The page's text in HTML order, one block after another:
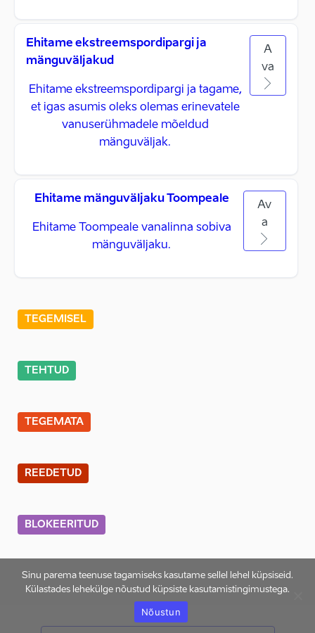
Ehitame ekstreemspordipargi ja
mänguväljakud
Ehitame ekstreemspordipargi ja tagame,
et igas asumis oleks olemas erinevatele
vanuserühmadele mõeldud
mänguväljak.
A
va
Ehitame mänguväljaku Toompeale
Ehitame Toompeale vanalinna sobiva
mänguväljaku.
Av
a
TEGEMISEL
TEHTUD
TEGEMATA
REEDETUD
BLOKEERITUD
Sinu parema teenuse tagamiseks kasutame sellel lehel küpsiseid.
Külastades lehekülge nõustud küpsiste kasutamistingimustega.
Nõustun